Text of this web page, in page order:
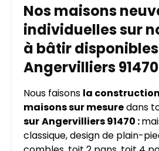
Nos maisons
individuelles sur
à bâtir
Angervilliers
Nous faisons la construction
maisons sur mesuredans
surAngervilliers 91470 :
classique, design de plain-